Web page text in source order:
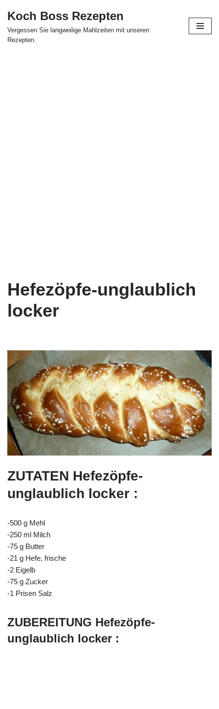
Skip
to
Koch Boss Rezepten
Vergessen Sie langweilige Mahlzeiten mit unseren
Rezepten.
Hefezöpfe-unglaublich
locker
ZUTATEN Hefezöpfe-
unglaublich locker :
-500 g Mehl
-250 ml Milch
-75 g Butter
-21 g Hefe, frische
-2 Eigelb
-75 g Zucker
-1 Prisen Salz
ZUBEREITUNG Hefezöpfe-
unglaublich locker :